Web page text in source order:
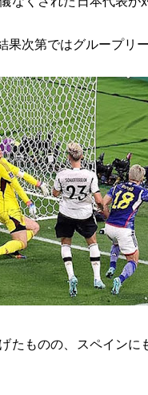
次第ではグループリー
たものの、スペイン